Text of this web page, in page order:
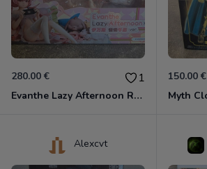
280.00 € 1
Evanthe Lazy Afternoon Red Pride of Eden
150.00 €
Alexcvt